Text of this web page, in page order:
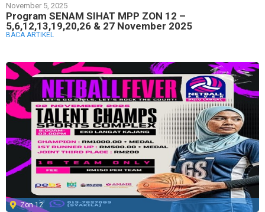
November 5, 2025
Program SENAM SIHAT MPP ZON 12 –
5,6,12,13,19,20,26 & 27 November 2025
BACA ARTIKEL
Zon 12